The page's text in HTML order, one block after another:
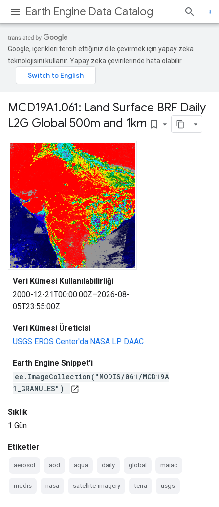
Earth Engine Data Catalog
Google, içerikleri tercih ettiğiniz dile çevirmek için yapay zeka
teknolojisini kullanır. Yapay zeka çevirilerinde hata olabilir.
MCD19A1.061: Land Surface BRF Daily
L2G Global 500m and 1km bookmark_border
Veri Kümesi Kullanılabilirliği
2000-12-21T00:00:00Z–2026-08-
05T23:55:00Z
Veri Kümesi Üreticisi
USGS EROS Center'da NASA LP DAAC
Earth Engine Snippet'i
ee.ImageCollection("MODIS/061/MCD19A
1_GRANULES")
open_in_new
Sıklık
1 Gün
Etiketler
aerosol aod aqua daily global maiac
modis nasa satellite-imagery terra usgs